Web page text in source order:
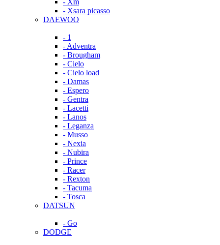
- Xm
- Xsara picasso
DAEWOO
- 1
- Adventra
- Brougham
- Cielo
- Cielo load
- Damas
- Espero
- Gentra
- Lacetti
- Lanos
- Leganza
- Musso
- Nexia
- Nubira
- Prince
- Racer
- Rexton
- Tacuma
- Tosca
DATSUN
- Go
DODGE